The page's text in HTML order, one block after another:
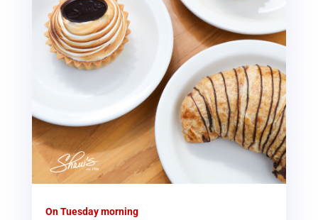
On Tuesday morning